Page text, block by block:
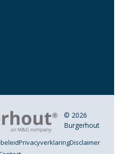
© 2026
Burgerhout
PrivacyverklaringDisclaimer